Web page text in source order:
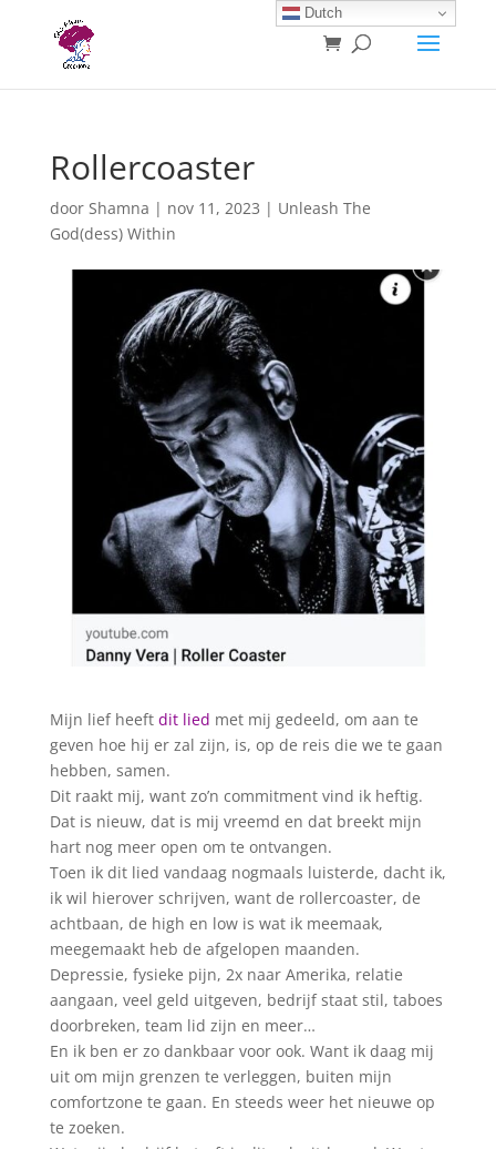
Rollercoaster
door Shamna | nov 11, 2023 | Unleash The
God(dess) Within
Mijn lief heeft dit lied met mij gedeeld, om aan te
geven hoe hij er zal zijn, is, op de reis die we te gaan
hebben, samen.
Dit raakt mij, want zo’n commitment vind ik heftig.
Dat is nieuw, dat is mij vreemd en dat breekt mijn
hart nog meer open om te ontvangen.
Toen ik dit lied vandaag nogmaals luisterde, dacht ik,
ik wil hierover schrijven, want de rollercoaster, de
achtbaan, de high en low is wat ik meemaak,
meegemaakt heb de afgelopen maanden.
Depressie, fysieke pijn, 2x naar Amerika, relatie
aangaan, veel geld uitgeven, bedrijf staat stil, taboes
doorbreken, team lid zijn en meer…
En ik ben er zo dankbaar voor ook. Want ik daag mij
uit om mijn grenzen te verleggen, buiten mijn
comfortzone te gaan. En steeds weer het nieuwe op
te zoeken.
Dutch